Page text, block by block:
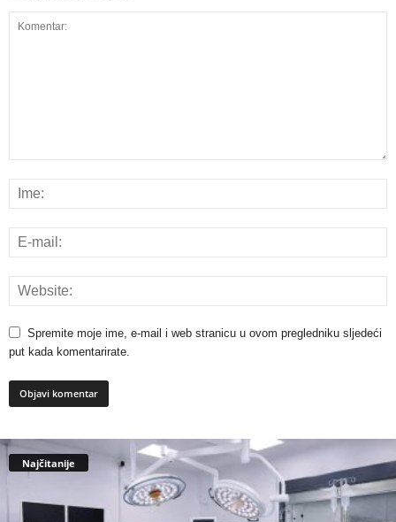
Spremite moje ime, e-mail i web stranicu u ovom pregledniku sljedeći
put kada komentarirate.
Najčitanije